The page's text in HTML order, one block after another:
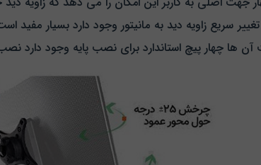
ها چهار پیچ استاندارد برای نصب پایه وجود دارد